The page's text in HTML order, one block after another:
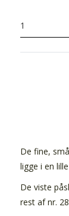
De fine,
ligge i en
De viste
rest af nr.